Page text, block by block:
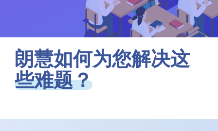
朗慧如何为您解决这
些难题？